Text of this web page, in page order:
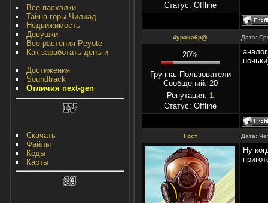
Все пасхалки
Тайна горы Чилиад
Недвижимость
Девушки
Все растения Peyote
Как заработать деньги
Достижения
Soundtrack
Отличия next-gen
Скачать
Файлы
Коды
Карты
Статус: Offline
4ypaka6p@ Дата:
20%
Группа: Пользователи
Сообщений: 20
Репутация: 1
Статус: Offline
Гост Дата:
Ну